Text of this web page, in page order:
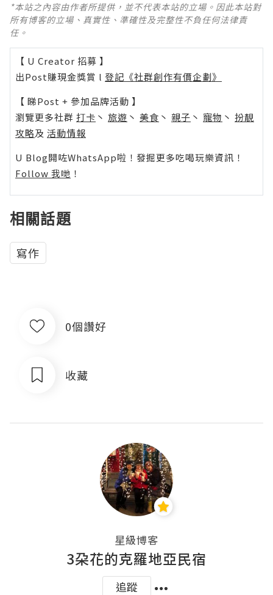
*本站之內容由作者所提供，並不代表本站的立場。因此本站對
所有博客的立場、真實性、準確性及完整性不負任何法律責
任。
【 U Creator 招募 】
出Post賺現金獎賞 l 登記《社群創作有價企劃》
【 睇Post + 參加品牌活動 】
瀏覽更多社群 打卡 丶 旅遊 丶 美食 丶 親子 丶 寵物 丶 扮靚
攻略及 活動情報
U Blog開咗WhatsApp啦！發掘更多吃喝玩樂資訊！
Follow 我哋 ！
相關話題
寫作
0個讚好
收藏
星級博客
3朶花的克羅地亞民宿
追蹤